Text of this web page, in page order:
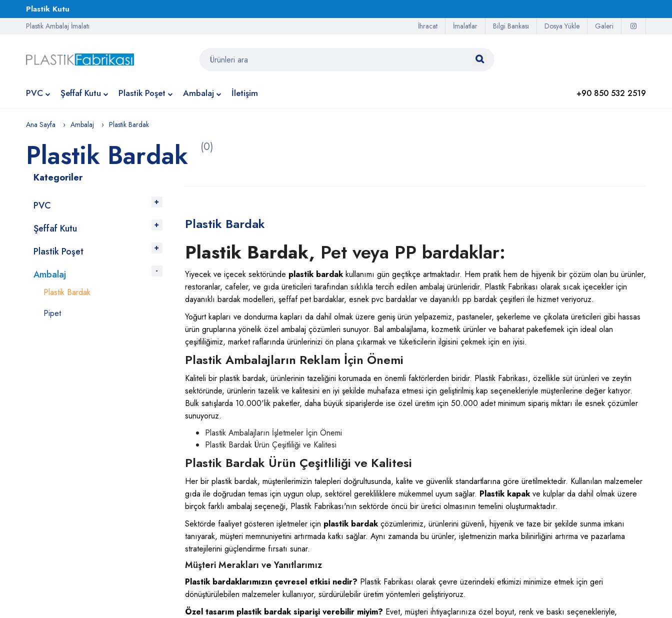
Plastik Kutu
Plastik Ambalaj İmalatı İhracat İmalatlar Bilgi Bankası Dosya Yükle Galeri
PVC Şeffaf Kutu Plastik Poşet Ambalaj İletişim +90 850 532 2519
Ana Sayfa Ambalaj Plastik Bardak
Plastik Bardak (0)
Plastik Bardak
Plastik Bardak, Pet veya PP bardaklar:
Yiyecek ve içecek sektöründe plastik bardakkullanımı gün geçtikçe artmaktadır. Hem pratik hem de hijyenik bir çözüm olan bu ürünler,
restoranlar, cafeler, ve gıda üreticileri tarafından sıklıkla tercih edilen ambalaj ürünleridir. Plastik Fabrikası olarak sıcak içecekler için
dayanıklı bardak modelleri, şeffaf pet bardaklar, esnek pvc bardaklar ve dayanıklı pp bardak çeşitleri ile hizmet veriyoruz.
Yoğurt kapları ve dondurma kapları da dahil olmak üzere geniş ürün yelpazemiz, pastaneler, şekerleme ve çikolata üreticileri gibi hassas
ürün gruplarına yönelik özel ambalaj çözümleri sunuyor. Bal ambalajlama, kozmetik ürünler ve baharat paketlemek için ideal olan
çeşitliliğimiz, market raflarında ürünlerinizi ön plana çıkarmak ve tüketicilerin ilgisini çekmek için en iyisi.
Plastik Ambalajların Reklam İçin Önemi
Kaliteli bir plastik bardak, ürünlerinin tazeliğini korumada en önemli faktörlerden biridir. Plastik Fabrikası, özellikle süt ürünleri ve zeytin
sektöründe, ürünlerin tazelik ve kalitesini en iyi şekilde muhafaza etmesi için geliştirilmiş kap seçenekleriyle müşterilerine değer katıyor.
Bulk satışlarda 10.000'lik paketler, daha büyük siparişlerde ise özel üretim için 50.000 adet minimum sipariş miktarı ile esnek çözümler
sunuyoruz.
Plastik Ambalajların İşletmeler İçin Önemi
Plastik Bardak Ürün Çeşitliliği ve Kalitesi
Plastik Bardak Ürün Çeşitliliği ve Kalitesi
Her bir plastik bardak, müşterilerimizin talepleri doğrultusunda, kalite ve güvenlik standartlarına göre üretilmektedir. Kullanılan malzemeler
gıda ile doğrudan temas için uygun olup, sektörel gerekliliklere mükemmel uyum sağlar. Plastik kapakve kulplar da dahil olmak üzere
birçok farklı ambalaj seçeneği, Plastik Fabrikası'nın sektörde öncü bir üretici olmasının temelini oluşturmaktadır.
Sektörde faaliyet gösteren işletmeler için plastik bardakçözümlerimiz, ürünlerini güvenli, hijyenik ve taze bir şekilde sunma imkanı
tanıyarak, müşteri memnuniyetini artırmada katkı sağlar. Aynı zamanda bu ürünler, işletmenizin marka bilinirliğini artırma ve pazarlama
stratejilerini güçlendirme fırsatı sunar.
Müşteri Merakları ve Yanıtlarımız
Plastik bardaklarımızın çevresel etkisi nedir? Plastik Fabrikası olarak çevre üzerindeki etkimizi minimize etmek için geri
dönüştürülebilen malzemeler kullanıyor, sürdürülebilir üretim yöntemleri geliştiriyoruz.
Özel tasarım plastik bardaksiparişi verebilir miyim? Evet, müşteri ihtiyaçlarınıza özel boyut, renk ve baskı seçenekleriyle,
Kategoriler
PVC
Şeffaf Kutu
Plastik Poşet
Ambalaj
Plastik Bardak
Pipet